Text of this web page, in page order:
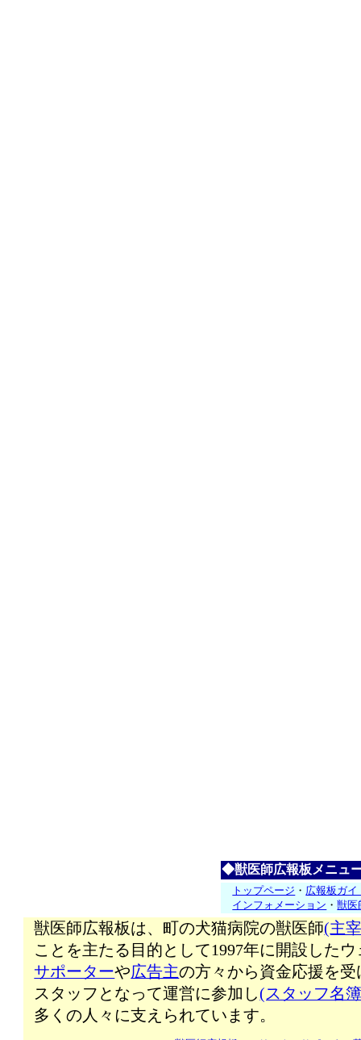
◆獣医師広報板メニュ
トップページ ・ 広報板ガイ
インフォメーション ・獣医
獣医師広報板は、町の犬猫病院の獣医師(主
ことを主たる目的として1997年に開設した
サポーターや広告主の方々から資金応援を受
スタッフとなって運営に参加し(スタッフ名
多くの人々に支えられています。